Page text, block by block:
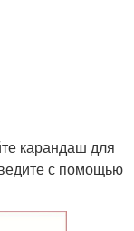
карандаш для
с помощью